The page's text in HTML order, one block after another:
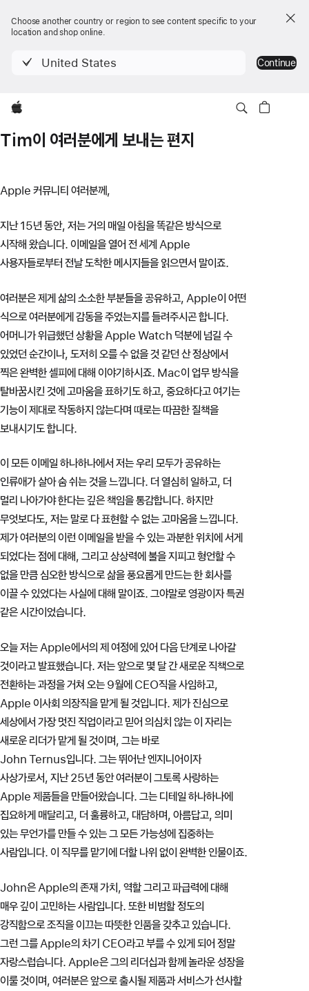
Choose another country or region to see content specific to your
location and shop online.
United States Continue
Apple
Tim이 여러분에게 보내는 편지
Apple 커뮤니티 여러분께,
지난 15년 동안, 저는 거의 매일 아침을 똑같은 방식으로
시작해 왔습니다. 이메일을 열어 전 세계 Apple
사용자들로부터 전날 도착한 메시지들을 읽으면서 말이죠.
여러분은 제게 삶의 소소한 부분들을 공유하고, Apple이 어떤
식으로 여러분에게 감동을 주었는지를 들려주시곤 합니다.
어머니가 위급했던 상황을 Apple Watch 덕분에 넘길 수
있었던 순간이나, 도저히 오를 수 없을 것 같던 산 정상에서
찍은 완벽한 셀피에 대해 이야기하시죠. Mac이 업무 방식을
탈바꿈시킨 것에 고마움을 표하기도 하고, 중요하다고 여기는
기능이 제대로 작동하지 않는다며 때로는 따끔한 질책을
보내시기도 합니다.
이 모든 이메일 하나하나에서 저는 우리 모두가 공유하는
인류애가 살아 숨 쉬는 것을 느낍니다. 더 열심히 일하고, 더
멀리 나아가야 한다는 깊은 책임을 통감합니다. 하지만
무엇보다도, 저는 말로 다 표현할 수 없는 고마움을 느낍니다.
제가 여러분의 이런 이메일을 받을 수 있는 과분한 위치에 서게
되었다는 점에 대해, 그리고 상상력에 불을 지피고 형언할 수
없을 만큼 심오한 방식으로 삶을 풍요롭게 만드는 한 회사를
이끌 수 있었다는 사실에 대해 말이죠. 그야말로 영광이자 특권
같은 시간이었습니다.
오늘 저는 Apple에서의 제 여정에 있어 다음 단계로 나아갈
것이라고 발표했습니다. 저는 앞으로 몇 달 간 새로운 직책으로
전환하는 과정을 거쳐 오는 9월에 CEO직을 사임하고,
Apple 이사회 의장직을 맡게 될 것입니다. 제가 진심으로
세상에서 가장 멋진 직업이라고 믿어 의심치 않는 이 자리는
새로운 리더가 맡게 될 것이며, 그는 바로
John Ternus입니다. 그는 뛰어난 엔지니어이자
사상가로서, 지난 25년 동안 여러분이 그토록 사랑하는
Apple 제품들을 만들어왔습니다. 그는 디테일 하나하나에
집요하게 매달리고, 더 훌륭하고, 대담하며, 아름답고, 의미
있는 무언가를 만들 수 있는 그 모든 가능성에 집중하는
사람입니다. 이 직무를 맡기에 더할 나위 없이 완벽한 인물이죠.
John은 Apple의 존재 가치, 역할 그리고 파급력에 대해
매우 깊이 고민하는 사람입니다. 또한 비범할 정도의
강직함으로 조직을 이끄는 따뜻한 인품을 갖추고 있습니다.
그런 그를 Apple의 차기 CEO라고 부를 수 있게 되어 정말
자랑스럽습니다. Apple은 그의 리더십과 함께 놀라운 성장을
이룰 것이며, 여러분은 앞으로 출시될 제품과 서비스가 선사할